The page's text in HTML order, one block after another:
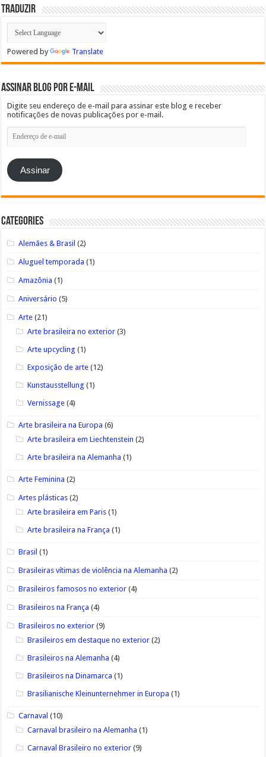
Traduzir
Powered by Translate
Assinar blog por e-mail
Digite seu endereço de e-mail para assinar este blog e receber
notificações de novas publicações por e-mail.
Endereço
de
mail
Assinar
Categories
Alemães & Brasil (2)
Aluguel temporada (1)
Amazônia (1)
Aniversário (5)
Arte (21)
Arte brasileira no exterior (3)
Arte upcycling (1)
Exposição de arte (12)
Kunstausstellung (1)
Vernissage (4)
Arte brasileira na Europa (6)
Arte brasileira em Liechtenstein (2)
Arte brasileira na Alemanha (1)
Arte Feminina (2)
Artes plásticas (2)
Arte brasileira em Paris (1)
Arte brasileira na França (1)
Brasil (1)
Brasileiras vítimas de violência na Alemanha (2)
Brasileiros famosos no exterior (4)
Brasileiros na França (4)
Brasileiros no exterior (9)
Brasileiros em destaque no exterior (2)
Brasileiros na Alemanha (4)
Brasileiros na Dinamarca (1)
Brasilianische Kleinunternehmer in Europa (1)
Carnaval (10)
Carnaval brasileiro na Alemanha (1)
Carnaval Brasileiro no exterior (9)